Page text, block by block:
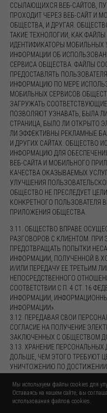
ССЫЛАЮЩИХСЯ ВЕБ-САЙТОВ,
ПРОХОДИТ ЧЕРЕЗ ВЕБ-САЙТ И
ОБЩЕСТВА, И ДРУГАЯ.
ТАКИЕ ТЕХНОЛОГИИ, КАК ФАЙЛЫ
ИДЕНТИФИКАТОРЫ МОБИЛЬНЫХ
ИНФОРМАЦИИ ОБ
СЕРВИСА ОБЩЕСТВА. ФАЙЛЫ
ПРЕДОСТАВЛЯТЬ
ИНФОРМАЦИЮ ПО МЕРЕ
МОБИЛЬНЫХ СЕРВИСОВ
ЗАГРУЖАТЬ
ПОЗВОЛЯЮТ УЗНАВАТЬ, БЫЛА
СТРАНИЦА, БЫЛО ЛИ ОТКРЫТО
ЛИ ЭФФЕКТИВНЫ РЕКЛАМНЫЕ
И ДРУГИХ САЙТАХ. ОБЩЕСТВО
ИНФОРМАЦИЮ ДЛЯ
ВЕБ-САЙТА И МОБИЛЬНОГО
КАЧЕСТВА ОКАЗЫВАЕМЫХ
УЛУЧШЕНИЯ
ОБЩЕСТВО НЕ ПРЕСЛЕДУЕТ
КОНКРЕТНОГО ПОЛЬЗОВАТЕЛЯ
ПРИЛОЖЕНИЯ ОБЩЕСТВА.
3.11. ОБЩЕСТВО ВПРАВЕ
РАЗГОВОРОВ С КЛИЕНТОМ.
ПРЕДОТВРАЩАТЬ ПОПЫТКИ
ИНФОРМАЦИИ, ПОЛУЧЕННОЙ В
И/ИЛИ ПЕРЕДАЧУ ЕЕ ТРЕТЬИМ
НЕПОСРЕДСТВЕННОГО
СООТВЕТСТВИИ С П. 4 СТ. 16
ИНФОРМАЦИИ,
ИНФОРМАЦИИ».
3.12. ПЕРЕДАВАЯ СВОИ
СОГЛАСИЕ НА ПОЛУЧЕНИЕ
ЗАКЛЮЧЕННЫХ С ОБЩЕСТВОМ
3.13. ХРАНЕНИЕ
ДОЛЬШЕ, ЧЕМ ЭТОГО ТРЕБУЮТ
УНИЧТОЖЕНИЮ ПО ДОСТИЖЕНИИ
3.14. ПРЕКРАЩЕНИЕ
ОСУЩЕСТВЛЯЕТСЯ В
НЕПРАВОМЕРНОЙ ОБРАБОТКИ;
Мы используем файлы cookies для
Оставаясь на нашем сайте, вы
использования файлов cookies.